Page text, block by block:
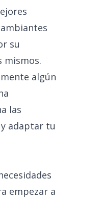
su
mismos.
algún
las
adaptar tu
empezar a